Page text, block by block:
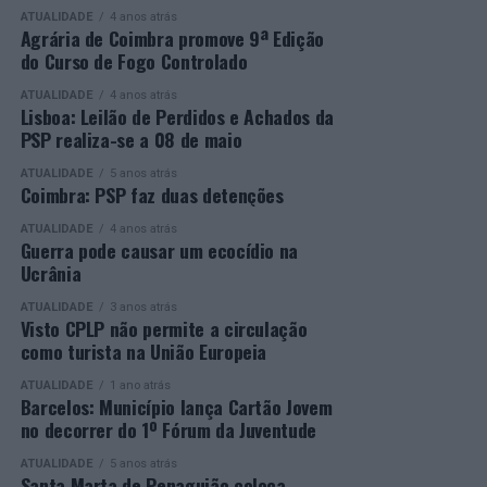
de três torneios do Grand Slam.
A edição de 2026 ficou igualmente marcada pela maior
representação portuguesa de sempre num torneio ATP
realizado em território nacional. Nuno Borges, Jaime
Faria, Henrique Rocha, Frederico Ferreira Silva, Tiago
Pereira e Tiago Torres integraram o quadro principal,
beneficiando, de igual modo, da reorganização dos wild
cards após as entradas diretas de alguns jogadores.
Entre os portugueses, Tiago Torres e Jaime Faria
protagonizaram as melhores campanhas da edição,
ambos alcançando os quartos de final. Torres assinou
um dos resultados mais marcantes do torneio ao
eliminar o chileno Alejandro Tabilo, terceiro cabeça de
série e um dos principais favoritos à conquista do título,
antes de ser afastado pelo francês Hugo Gaston nos
quartos de final.
ATUALIDADE 4 anos atrás
Agrária de Coimbra promove 9ª Edição
do Curso de Fogo Controlado
ATUALIDADE 4 anos atrás
Lisboa: Leilão de Perdidos e Achados da
PSP realiza-se a 08 de maio
ATUALIDADE 5 anos atrás
Coimbra: PSP faz duas detenções
ATUALIDADE 4 anos atrás
Guerra pode causar um ecocídio na
Ucrânia
ATUALIDADE 3 anos atrás
Visto CPLP não permite a circulação
como turista na União Europeia
ATUALIDADE 1 ano atrás
Barcelos: Município lança Cartão Jovem
no decorrer do 1º Fórum da Juventude
ATUALIDADE 5 anos atrás